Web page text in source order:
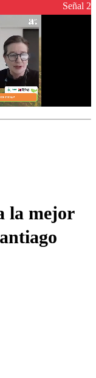
Señal 2
la mejor